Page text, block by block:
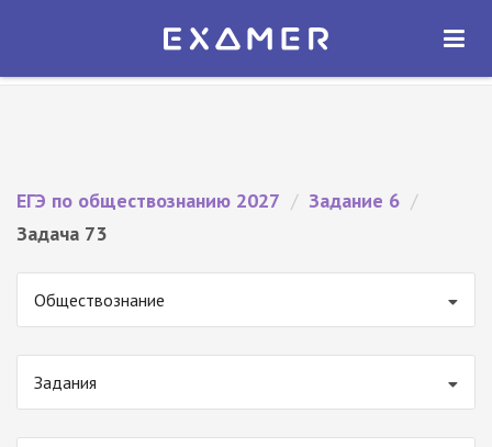
Экзамер — ЕГЭ 2027
ОТКРЫТЬ
ЕГЭ по обществознанию 2027 / Задание 6 /
Задача 73
Обществознание
Задания